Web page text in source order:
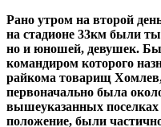
Рано утром на второй
на стадионе 33км были
но и юношей, девушек.
командиром которого
райкома товарищ
первоначально была
вышеуказанных поселках
положение, были